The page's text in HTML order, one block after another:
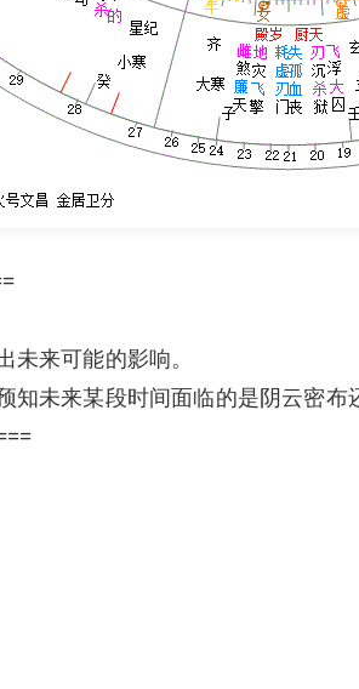
来可能的影响。
未来某段时间面临的是阴云密布